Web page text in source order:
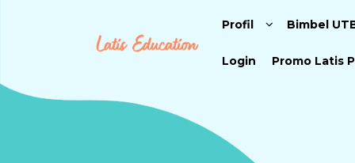
Profil Bimbel
Login Promo Latis